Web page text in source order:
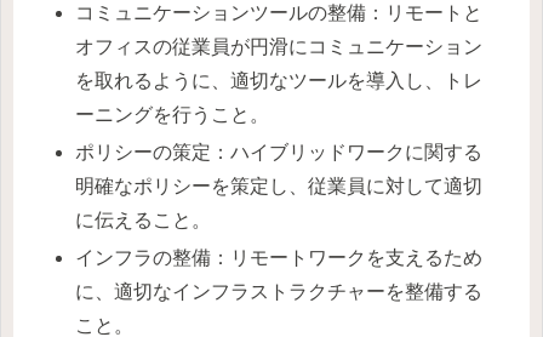
コミュニケーションツールの整備：リモートと
オフィスの従業員が円滑にコミュニケーション
を取れるように、適切なツールを導入し、トレ
ーニングを行うこと。
ポリシーの策定：ハイブリッドワークに関する
明確なポリシーを策定し、従業員に対して適切
に伝えること。
インフラの整備：リモートワークを支えるため
に、適切なインフラストラクチャーを整備する
こと。